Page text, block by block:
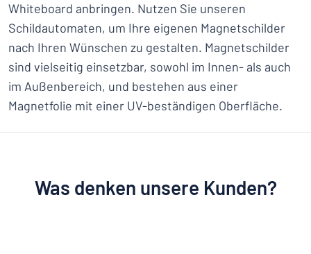
Whiteboard anbringen. Nutzen Sie unseren
Schildautomaten, um Ihre eigenen Magnetschilder
nach Ihren Wünschen zu gestalten. Magnetschilder
sind vielseitig einsetzbar, sowohl im Innen- als auch
im Außenbereich, und bestehen aus einer
Magnetfolie mit einer UV-beständigen Oberfläche.
Was denken unsere Kunden?